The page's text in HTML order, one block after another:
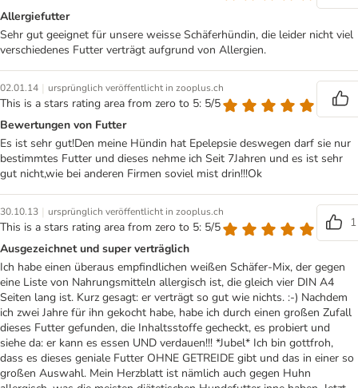
Allergiefutter
Sehr gut geeignet für unsere weisse Schäferhündin, die leider nicht viel
verschiedenes Futter verträgt aufgrund von Allergien.
02.01.14 | ursprünglich veröffentlicht in zooplus.ch
This is a stars rating area from zero to 5: 5/5
Bewertungen von Futter
Es ist sehr gut!Den meine Hündin hat Epelepsie deswegen darf sie nur
bestimmtes Futter und dieses nehme ich Seit 7Jahren und es ist sehr
gut nicht,wie bei anderen Firmen soviel mist drin!!!Ok
30.10.13 | ursprünglich veröffentlicht in zooplus.ch
This is a stars rating area from zero to 5: 5/5
1
Ausgezeichnet und super verträglich
Ich habe einen überaus empfindlichen weißen Schäfer-Mix, der gegen
eine Liste von Nahrungsmitteln allergisch ist, die gleich vier DIN A4
Seiten lang ist. Kurz gesagt: er verträgt so gut wie nichts. :-) Nachdem
ich zwei Jahre für ihn gekocht habe, habe ich durch einen großen Zufall
dieses Futter gefunden, die Inhaltsstoffe gecheckt, es probiert und
siehe da: er kann es essen UND verdauen!!! *Jubel* Ich bin gottfroh,
dass es dieses geniale Futter OHNE GETREIDE gibt und das in einer so
großen Auswahl. Mein Herzblatt ist nämlich auch gegen Huhn